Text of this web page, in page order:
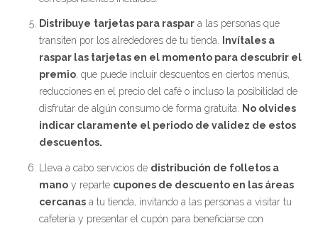
Distribuye tarjetas para raspar a las personas que
transiten por los alrededores de tu tienda.
Invítales a
raspar las tarjetas en el momento para descubrir el
premio , que puede incluir descuentos en ciertos menús,
reducciones en el precio del café o incluso la posibilidad de
disfrutar de algún consumo de forma gratuita.
No olvides
indicar claramente el periodo de validez de estos
descuentos.
Lleva a cabo servicios de distribución de folletos a
mano y reparte cupones de descuento en las áreas
cercanas a tu tienda, invitando a las personas a visitar tu
cafetería y presentar el cupón para beneficiarse con